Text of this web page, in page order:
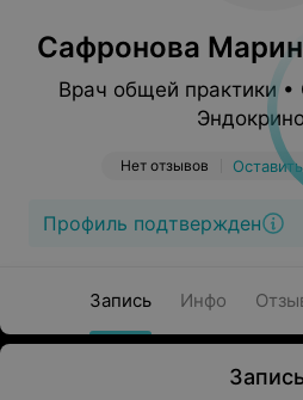
Сафронова
Врач общей практики
Нет отзывов
Профиль подтвержден
Запись Инфо